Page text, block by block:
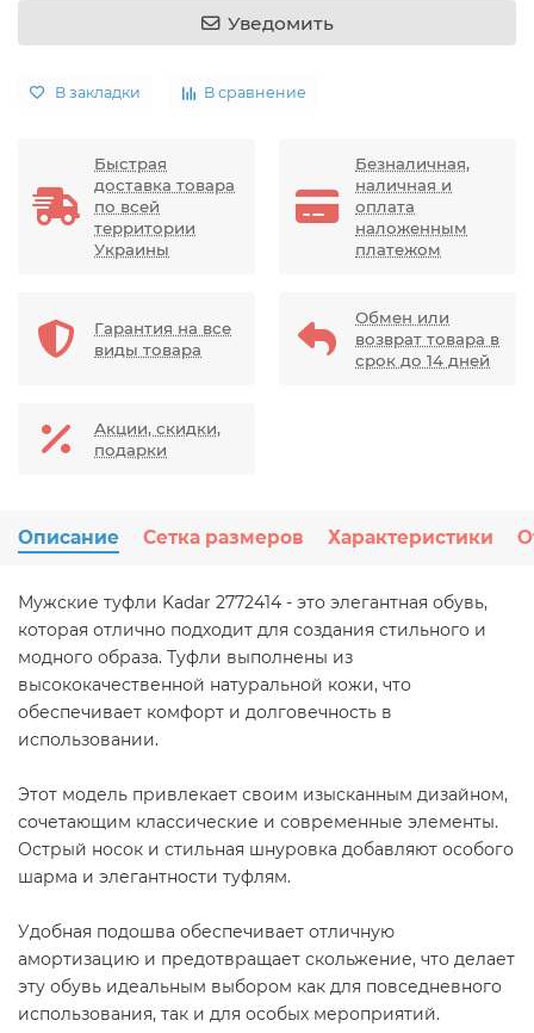
Уведомить
В закладки В сравнение
Быстрая
доставка товара
по всей
территории
Украины
Безналичная,
наличная и
оплата
наложенным
платежом
Гарантия на все
виды товара
Обмен или
возврат товара в
срок до 14 дней
Акции, скидки,
подарки
Описание Сетка размеров Характеристики
Мужские туфли Kadar 2772414 - это элегантная обувь,
которая отлично подходит для создания стильного и
модного образа. Туфли выполнены из
высококачественной натуральной кожи, что
обеспечивает комфорт и долговечность в
использовании.
Этот модель привлекает своим изысканным дизайном,
сочетающим классические и современные элементы.
Острый носок и стильная шнуровка добавляют особого
шарма и элегантности туфлям.
Удобная подошва обеспечивает отличную
амортизацию и предотвращает скольжение, что делает
эту обувь идеальным выбором как для повседневного
использования, так и для особых мероприятий.